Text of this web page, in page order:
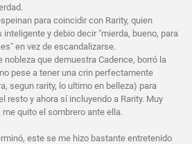
para coincidir con Rarity, quien
inteligente y debio decir "mierda, bueno, para
en vez de escandalizarse.
nobleza que demuestra Cadence, borró la
pese a tener una crin perfectamente
segun rarity, lo ultimo en belleza) para
resto y ahora sí incluyendo a Rarity. Muy
me quito el sombrero ante ella.
este se me hizo bastante entretenido